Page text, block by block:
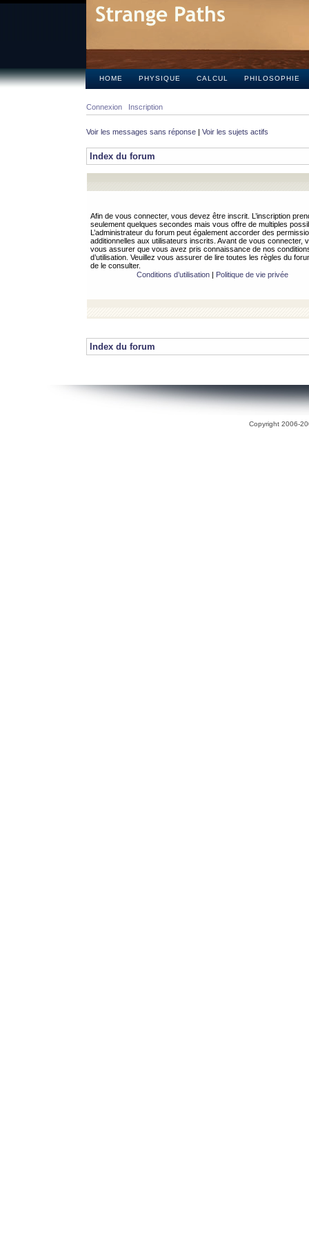
HOME PHYSIQUE CALCUL PHILOSOPHIE
Connexion Inscription
Voir les messages sans réponse | Voir les sujets actifs
Index du forum
Afin de vous connecter, vous devez être inscrit. L’inscription
seulement quelques secondes mais vous offre de multiples
L’administrateur du forum peut également accorder des
additionnelles aux utilisateurs inscrits. Avant de vous connecter,
vous assurer que vous avez pris connaissance de nos
d’utilisation. Veuillez vous assurer de lire toutes les règles du
de le consulter.
Conditions d’utilisation| Politique de vie privée
Index du forum
Copyright 2006-